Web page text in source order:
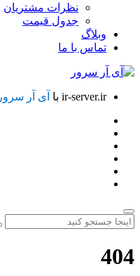
نظرات مشتریان
جدول قیمت
وبلاگ
تماس با ما
ir-server.ir با آی آر سرور
404